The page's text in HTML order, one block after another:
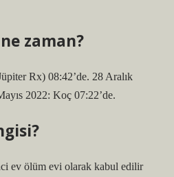
zaman?
Rx) 08:42’de. 28 Aralık
2022: Koç 07:22’de.
ev ölüm evi olarak kabul edilir